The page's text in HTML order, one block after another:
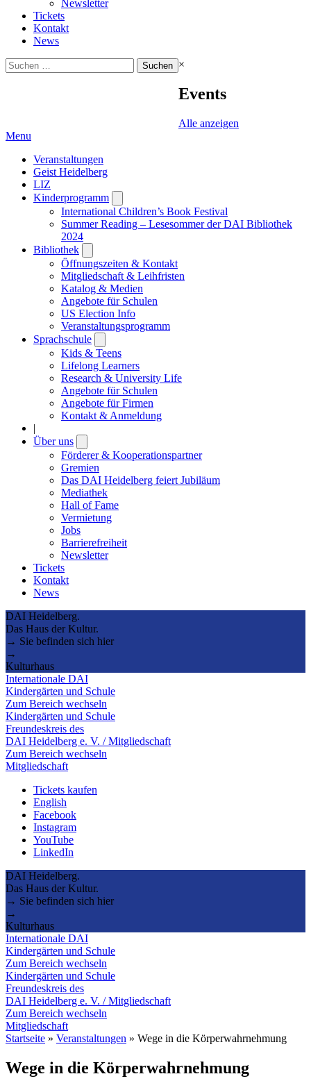
Newsletter
Tickets
Kontakt
News
Suchen
nach:
×
Events
Alle anzeigen
Menu
Veranstaltungen
Geist Heidelberg
LIZ
Kinderprogramm
submenu
International Children’s Book Festival
Summer Reading – Lesesommer der DAI Bibliothek
2024
Bibliothek
submenu
Öffnungszeiten & Kontakt
Mitgliedschaft & Leihfristen
Katalog & Medien
Angebote für Schulen
US Election Info
Veranstaltungsprogramm
Sprachschule
submenu
Kids & Teens
Lifelong Learners
Research & University Life
Angebote für Schulen
Angebote für Firmen
Kontakt & Anmeldung
|
Über uns
submenu
Förderer & Kooperationspartner
Gremien
Das DAI Heidelberg feiert Jubiläum
Mediathek
Hall of Fame
Vermietung
Jobs
Barrierefreiheit
Newsletter
Tickets
Kontakt
News
DAI Heidelberg.
Das Haus der Kultur.
→ Sie befinden sich hier
→
Kulturhaus
Internationale DAI
Kindergärten und Schule
Zum Bereich wechseln
Kindergärten und Schule
Freundeskreis des
DAI Heidelberg e. V. / Mitgliedschaft
Zum Bereich wechseln
Mitgliedschaft
Tickets kaufen
English
Facebook
Instagram
YouTube
LinkedIn
DAI Heidelberg.
Das Haus der Kultur.
→ Sie befinden sich hier
→
Kulturhaus
Internationale DAI
Kindergärten und Schule
Zum Bereich wechseln
Kindergärten und Schule
Freundeskreis des
DAI Heidelberg e. V. / Mitgliedschaft
Zum Bereich wechseln
Mitgliedschaft
Startseite » Veranstaltungen » Wege in die Körperwahrnehmung
Wege in die Körperwahrnehmung